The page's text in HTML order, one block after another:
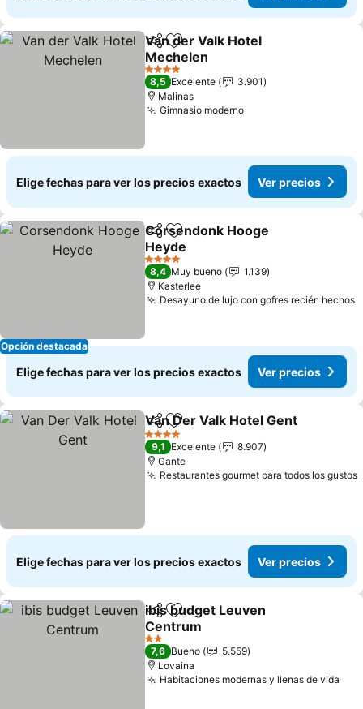
CompartirAgregar a favoritos
Van der Valk Hotel
Mechelen
4 Estrellas
8,5 Excelente
3.901
Malinas
Gimnasio moderno
Elige fechas para ver los precios exactos Ver precios
Opción destacada
CompartirAgregar a favoritos
Corsendonk Hooge
Heyde
4 Estrellas
8,4 Muy bueno
1.139
Kasterlee
Desayuno de lujo con gofres recién hechos
Elige fechas para ver los precios exactos Ver precios
CompartirAgregar a favoritos
Van Der Valk Hotel Gent
4 Estrellas
9,1 Excelente
8.907
Gante
Restaurantes gourmet para todos los gustos
Elige fechas para ver los precios exactos Ver precios
CompartirAgregar a favoritos
ibis budget Leuven
Centrum
2 Estrellas
7,6 Bueno
5.559
Lovaina
Habitaciones modernas y llenas de vida